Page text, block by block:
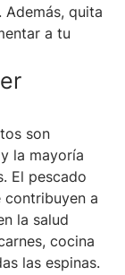
quita
a tu
son
la mayoría
El pescado
contribuyen a
la salud
cocina
las espinas.